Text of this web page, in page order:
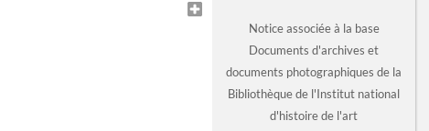
Notice associée à la base
Documents d'archives et
documents photographiques de la
Bibliothèque de l'Institut national
d'histoire de l'art